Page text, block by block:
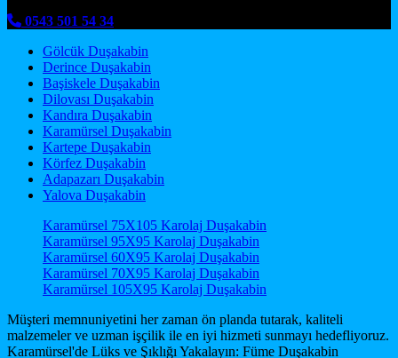
0543 501 54 34
Gölcük Duşakabin
Derince Duşakabin
Başiskele Duşakabin
Dilovası Duşakabin
Kandıra Duşakabin
Karamürsel Duşakabin
Kartepe Duşakabin
Körfez Duşakabin
Adapazarı Duşakabin
Yalova Duşakabin
Karamürsel 75X105 Karolaj Duşakabin
Karamürsel 95X95 Karolaj Duşakabin
Karamürsel 60X95 Karolaj Duşakabin
Karamürsel 70X95 Karolaj Duşakabin
Karamürsel 105X95 Karolaj Duşakabin
Müşteri memnuniyetini her zaman ön planda tutarak, kaliteli
malzemeler ve uzman işçilik ile en iyi hizmeti sunmayı hedefliyoruz.
Karamürsel'de Lüks ve Şıklığı Yakalayın: Füme Duşakabin